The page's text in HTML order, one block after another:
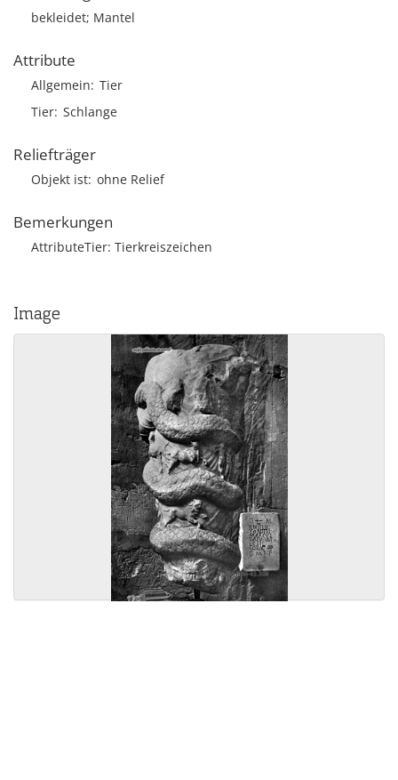
bekleidet; Mantel
Attribute
Allgemein Tier
Tier Schlange
Reliefträger
Objekt ist ohne Relief
Bemerkungen
AttributeTier: Tierkreiszeichen
Image